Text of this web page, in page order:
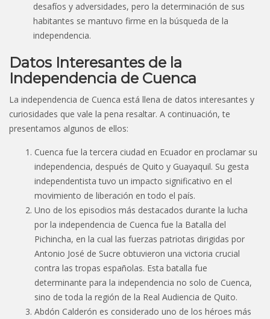
desafíos y adversidades, pero la determinación de sus
habitantes se mantuvo firme en la búsqueda de la
independencia.
Datos Interesantes de la
Independencia de Cuenca
La independencia de Cuenca está llena de datos interesantes y
curiosidades que vale la pena resaltar. A continuación, te
presentamos algunos de ellos:
Cuenca fue la tercera ciudad en Ecuador en proclamar su
independencia, después de Quito y Guayaquil. Su gesta
independentista tuvo un impacto significativo en el
movimiento de liberación en todo el país.
Uno de los episodios más destacados durante la lucha
por la independencia de Cuenca fue la Batalla del
Pichincha, en la cual las fuerzas patriotas dirigidas por
Antonio José de Sucre obtuvieron una victoria crucial
contra las tropas españolas. Esta batalla fue
determinante para la independencia no solo de Cuenca,
sino de toda la región de la Real Audiencia de Quito.
Abdón Calderón es considerado uno de los héroes más